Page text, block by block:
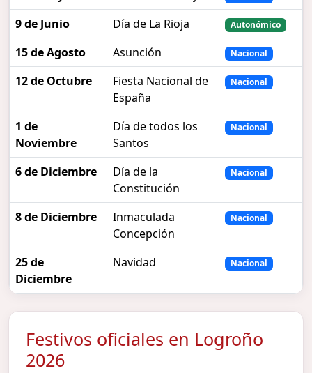
9 de Junio Día de La Rioja Autonómico
15 de Agosto Asunción Nacional
12 de Octubre
Fiesta Nacional de
España
Nacional
1 de
Noviembre
Día de todos los
Santos
Nacional
6 de Diciembre
Día de la
Constitución
Nacional
8 de Diciembre
Inmaculada
Concepción
Nacional
25 de
Diciembre
Navidad Nacional
Festivos oficiales en Logroño
2026